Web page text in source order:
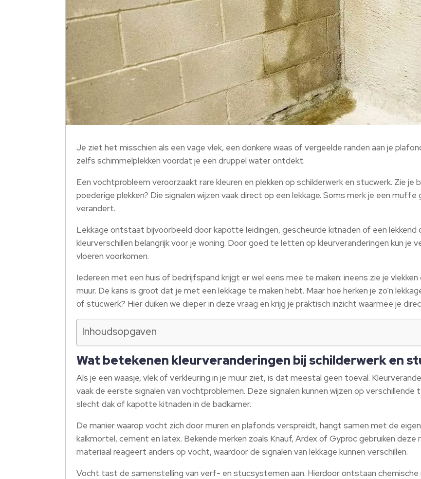
Je ziet het misschien als een vage vlek, een donkere waas of vergeelde randen aan je
zelfs schimmelplekken voordat je een druppel water ontdekt.
Een vochtprobleem veroorzaakt rare kleuren en plekken op schilderwerk en stucwerk. Zie
poederige plekken? Die signalen wijzen vaak direct op een lekkage. Soms merk je een muffe
verandert.
Lekkage ontstaat bijvoorbeeld door kapotte leidingen, gescheurde kitnaden of een lekkend
kleurverschillen belangrijk voor je woning. Door goed te letten op kleurveranderingen kun je
vloeren voorkomen.
Iedereen met een huis of bedrijfspand krijgt er wel eens mee te maken: ineens zie je
muur. De kans is groot dat je met een lekkage te maken hebt. Maar hoe herken je zo’n
of stucwerk? Hier duiken we dieper in deze vraag en krijg je praktisch inzicht waarmee je
Inhoudsopgaven
Wat betekenen kleurveranderingen bij schilderwerk en
Als je een waasje, vlek of verkleuring in je muur ziet, is dat meestal geen toeval.
vaak de eerste signalen van vochtproblemen. Deze signalen kunnen wijzen op verschillende
slecht dak of kapotte kitnaden in de badkamer.
De manier waarop vocht zich door muren en plafonds verspreidt, hangt samen met de
kalkmortel, cement en latex. Bekende merken zoals Knauf, Ardex of Gyproc gebruiken
materiaal reageert anders op vocht, waardoor de signalen van lekkage kunnen verschillen.
Vocht tast de samenstelling van verf- en stucsystemen aan. Hierdoor ontstaan